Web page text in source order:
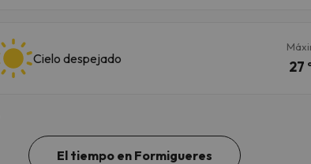
Cielo despejado
27
El tiempo en Formigueres